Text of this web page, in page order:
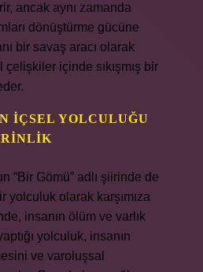
ancak aynı zamanda
dönüştürme gücüne
bir savaş aracı olarak
içinde sıkışmış bir
İÇSEL YOLCULUĞU
“Bir Gömü” adlı şiirinde de
yolculuk olarak karşımıza
insanın ölüm ve varlık
yolculuk, insanın
ve varoluşsal